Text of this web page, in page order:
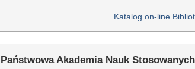
Katalog on-line
Państwowa Akademia Nauk